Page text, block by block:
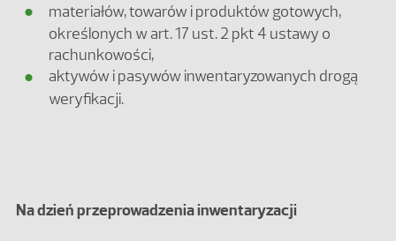
materiałów, towarów i produktów gotowych,
określonych w art. 17 ust. 2 pkt 4 ustawy o
rachunkowości,
aktywów i pasywów inwentaryzowanych drogą
weryfikacji.
Na dzień przeprowadzenia inwentaryzacji